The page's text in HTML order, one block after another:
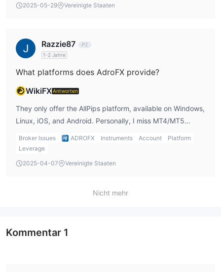
missing deposit/withdrawal details — make me think twice
2025-05-29
Vereinigte Staaten
Razzie87
1-2 Jahre
What platforms does AdroFX provide?
WikiFXAntworten
They only offer the AllPips platform, available on Windows,
Linux, iOS, and Android. Personally, I miss MT4/MT5
because most of my trading systems are built there.
Broker Issues ADROFX Instruments Account
Platform
Leverage
2025-04-07
Vereinigte Staaten
Nicht mehr
Kommentar 1